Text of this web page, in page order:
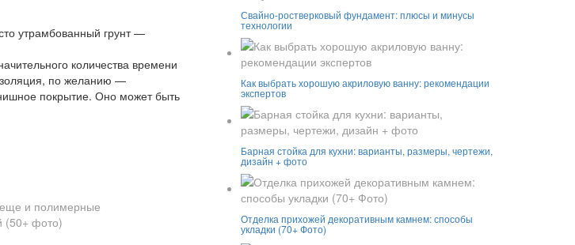
утрамбованный грунт —
количества времени
по желанию —
покрытие. Оно может быть
и полимерные
Свайно-ростверковый фундамент: плюсы и минусы
технологии
Как выбрать хорошую акриловую ванну: рекомендации
экспертов
Барная стойка для кухни: варианты, размеры, чертежи,
дизайн + фото
Отделка прихожей декоративным камнем: способы
укладки (70+ Фото)